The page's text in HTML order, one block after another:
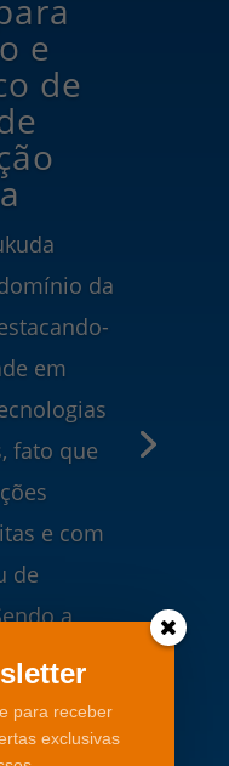
e
de
da
em
fato que
e com
de
a
a
para receber
exclusivas